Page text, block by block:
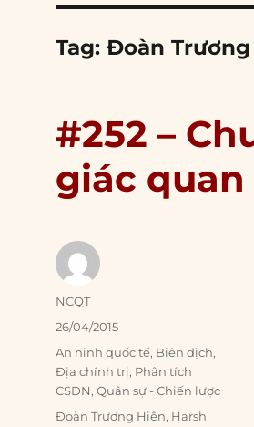
Tag:Đoàn
#252 –
giác quan
Author
NCQT
Posted
26/04/2015
Categories
An ninh quốc tế, Biên dịch,
Địa chính trị, Phân tích
CSĐN,Quân sự - Chiến lược
Tags
Đoàn Trương Hiên, Harsh